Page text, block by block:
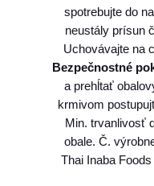
t
K
u
r
a
3
t
u
b
spotrebujte do
neustály prísun
Uchovávajte na
Bezpečnostné
a prehĺtať
krmivom
Min. trvanlivosť
obale. Č.
Thai Inaba